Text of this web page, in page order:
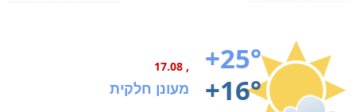
+25°
+16°
, 17.08
מעונן חלקית